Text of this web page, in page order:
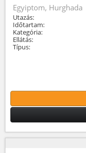
Egyiptom, Hurghada
Utazás:
Időtartam:
Kategória:
Ellátás:
Típus: